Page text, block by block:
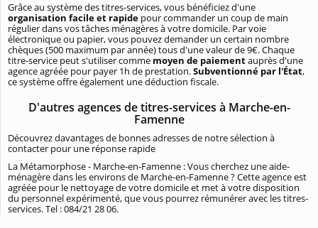
Grâce au système des titres-services, vous bénéficiez d'une
organisation facile et rapide pour commander un coup de main
régulier dans vos tâches ménagères à votre domicile. Par voie
électronique ou papier, vous pouvez demander un certain nombre
chèques (500 maximum par année) tous d'une valeur de 9€. Chaque
titre-service peut s'utiliser comme moyen de paiementauprès d'une
agence agréée pour payer 1h de prestation.Subventionné par l'État,
ce système offre également une déduction fiscale.
D'autres agences de titres-services à Marche-en-
Famenne
Découvrez davantages de bonnes adresses de notre sélection à
contacter pour une réponse rapide
La Métamorphose - Marche-en-Famenne : Vous cherchez une aide-
ménagère dans les environs de Marche-en-Famenne ? Cette agence est
agréée pour le nettoyage de votre domicile et met à votre disposition
du personnel expérimenté, que vous pourrez rémunérer avec les titres-
services. Tel : 084/21 28 06.